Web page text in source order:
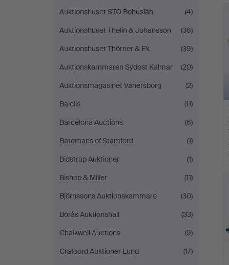
Auktionshuset STO Bohuslän
(4)
Auktionshuset Thelin & Johansson
(36)
Auktionshuset Thörner & Ek
(39)
Auktionskammaren Sydost Kalmar
(20)
Auktionsmagasinet Vänersborg
(2)
Balclis
(11)
Barcelona Auctions
(6)
Batemans of Stamford
(1)
Bidstrup Auktioner
(1)
Bishop & Miller
(11)
Björnssons Auktionskammare
(30)
Borås Auktionshall
(33)
Chalkwell Auctions
(9)
Crafoord Auktioner Lund
(17)